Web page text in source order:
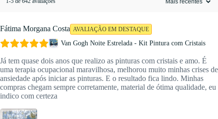
Fátima Morgana Costa AVALIAÇÃO EM DESTAQUE
Van Gogh Noite Estrelada - Kit Pintura com Cristais
Já tem quase dois anos que realizo as pinturas com cristais e amo. É
uma terapia ocupacional maravilhosa, melhorou muito minhas crises de
ansiedade após iniciar as pinturas. E o resultado fica lindo. Minhas
compras chegam sempre corretamente, material de ótima qualidade, eu
indico com certeza